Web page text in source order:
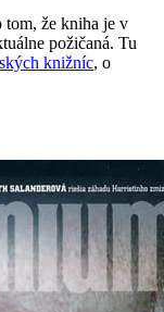
tom, že kniha je v
požičaná. Tu
knižníc, o